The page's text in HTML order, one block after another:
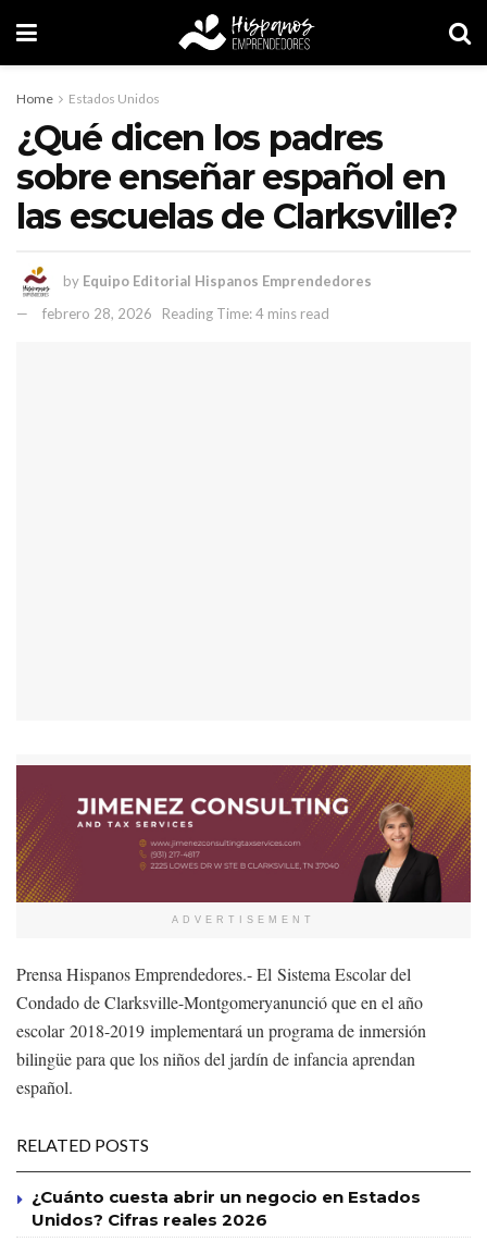
Home Estados Unidos
¿Qué dicen los padres
sobre enseñar español en
las escuelas de Clarksville?
by Equipo Editorial Hispanos Emprendedores
febrero 28, 2026
Reading Time: 4 mins read
ADVERTISEMENT
Prensa Hispanos Emprendedores.- El Sistema Escolar del
Condado de Clarksville-Montgomeryanunció que en el año
escolar 2018-2019 implementará un programa de inmersión
bilingüe para que los niños del jardín de infancia aprendan
español.
RELATED POSTS
¿Cuánto cuesta abrir un negocio en Estados
Unidos? Cifras reales 2026